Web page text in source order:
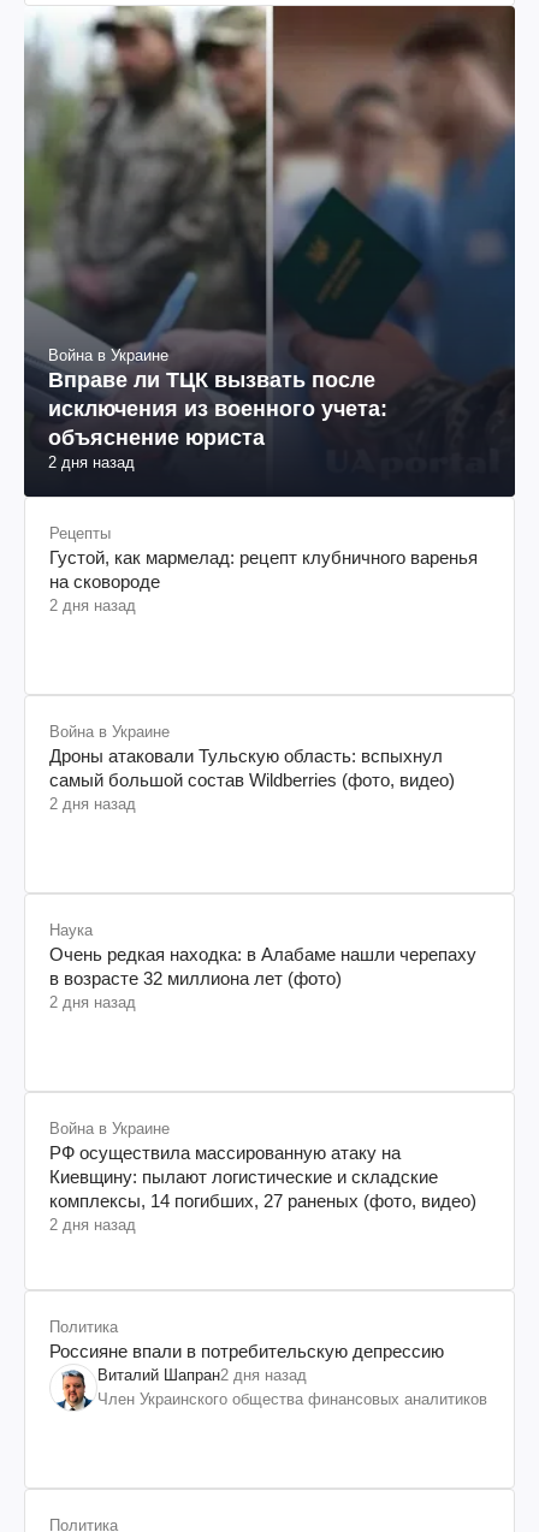
Война в Украине
Вправе ли ТЦК вызвать после
исключения из военного учета:
объяснение юриста
2 дня назад
Рецепты
Густой, как мармелад: рецепт клубничного варенья
на сковороде
2 дня назад
Война в Украине
Дроны атаковали Тульскую область: вспыхнул
самый большой состав Wildberries (фото, видео)
2 дня назад
Наука
Очень редкая находка: в Алабаме нашли черепаху
в возрасте 32 миллиона лет (фото)
2 дня назад
Война в Украине
РФ осуществила массированную атаку на
Киевщину: пылают логистические и складские
комплексы, 14 погибших, 27 раненых (фото, видео)
2 дня назад
Политика
Россияне впали в потребительскую депрессию
Виталий Шапран2 дня назад
Член Украинского общества финансовых аналитиков
Политика